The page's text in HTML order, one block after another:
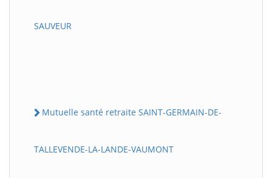
SAUVEUR
Mutuelle santé retraite SAINT-GERMAIN-DE-
TALLEVENDE-LA-LANDE-VAUMONT